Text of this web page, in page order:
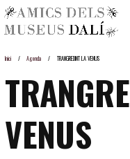
Inici Agenda TRANGREDINT LA VENUS
VENUS